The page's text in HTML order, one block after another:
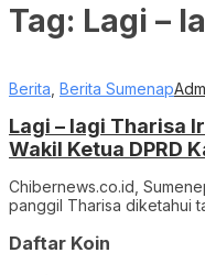
Tag: Lagi –
Berita Berita Sumenap
Lagi – lagi Tharisa
Wakil Ketua DPRD
Chibernews.co.id,
panggil Tharisa diketahui
Daftar Koin